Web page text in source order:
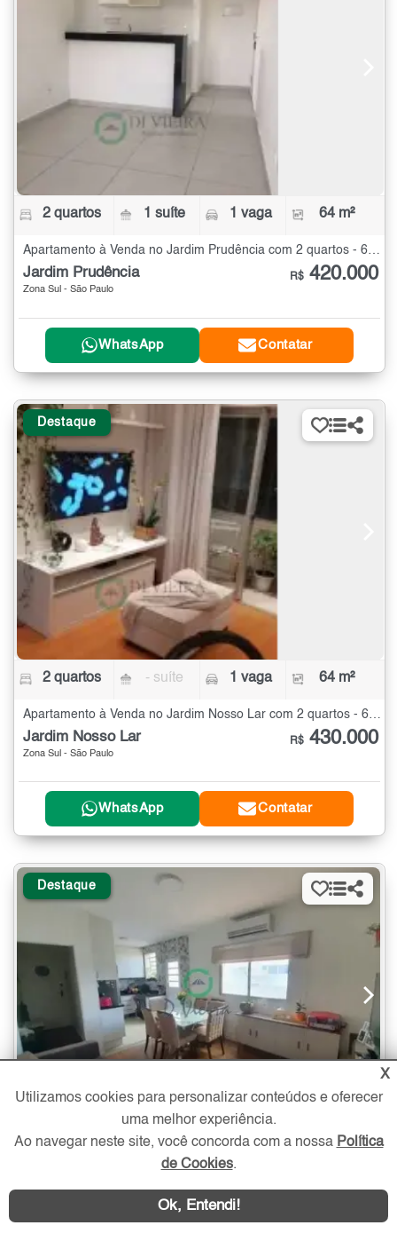
2 quartos 1 suíte 1 vaga 64 m²
Apartamento à Venda no Jardim Prudência com 2 quartos - 64 m²
Jardim Prudência
Zona Sul - São Paulo
R$ 420.000
WhatsApp Contatar
Destaque
2 quartos - suíte 1 vaga 64 m²
Jardim Nosso Lar
Zona Sul - São Paulo
R$ 430.000
WhatsApp Contatar
Destaque
2 quartos - suíte - vaga 73 m²
X
Utilizamos cookies para personalizar conteúdos e oferecer
uma melhor experiência.
Ao navegar neste site, você concorda com a nossa Política
de Cookies.
Ok, Entendi!